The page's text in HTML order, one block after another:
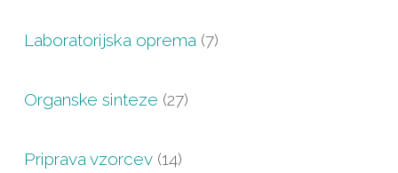
Laboratorijska oprema (7)
Organske sinteze (27)
Priprava vzorcev (14)